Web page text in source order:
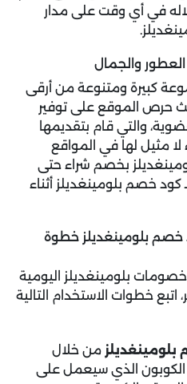
في أي وقت على مدار
والجمال
كبيرة ومتنوعة من أرقى
حرص الموقع على توفير
والتي قام بتقديمها
مثيل لها في المواقع
بخصم شراء حتى
خصم بلومينغديلز أثناء
بلومينغديلز خطوة
بلومينغديلز اليومية
اتبع خطوات الاستخدام التالية
من خلال
الذي سيعمل على